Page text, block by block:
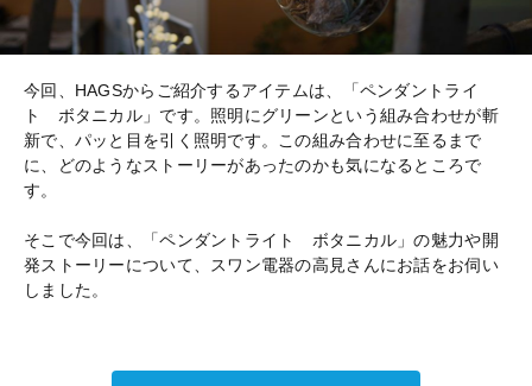
今回、HAGSからご紹介するアイテムは、「ペンダントライ
ト ボタニカル」です。照明にグリーンという組み合わせが斬
新で、パッと目を引く照明です。この組み合わせに至るまで
に、どのようなストーリーがあったのかも気になるところで
す。
そこで今回は、「ペンダントライト ボタニカル」の魅力や開
発ストーリーについて、スワン電器の高見さんにお話をお伺い
しました。